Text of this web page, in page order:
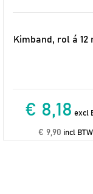
Kimband, rol á 12
€ 8,18 excl
€ 9,90 incl BTW